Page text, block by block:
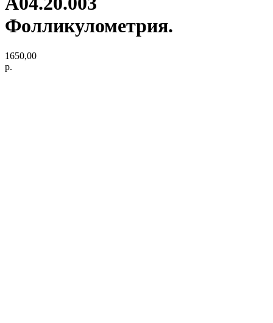
Фолликулометрия.
1650,00
р.